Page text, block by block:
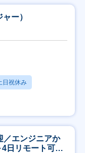
ー）
日祝休み
／エンジニアか
日リモート可